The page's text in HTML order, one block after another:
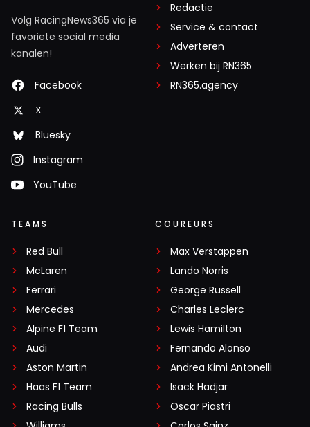
Volg RacingNews365 via je
favoriete social media
kanalen!
Facebook
X
Bluesky
Instagram
YouTube
Redactie
Service & contact
Adverteren
Werken bij RN365
RN365.agency
TEAMS
Red Bull
McLaren
Ferrari
Mercedes
Alpine F1 Team
Audi
Aston Martin
Haas F1 Team
Racing Bulls
COUREURS
Max Verstappen
Lando Norris
George Russell
Charles Leclerc
Lewis Hamilton
Fernando Alonso
Andrea Kimi Antonelli
Isack Hadjar
Oscar Piastri